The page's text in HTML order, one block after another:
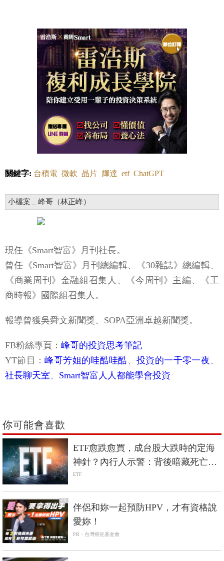
關鍵字: 台積電 微軟 晶片 輝達 etf ChatGPT
小檔案＿峰哥（林正峰）
現任《Smart智富》月刊社長。
曾任《Smart智富》月刊總編輯、《30雜誌》總編輯、
《商業周刊》金融組召集人、《今周刊》主編、《工
商時報》國際組召集人。
報導曾獲吳舜文新聞獎、SOPA亞洲卓越新聞獎。
FB粉絲專頁： 峰哥的投資思考筆記
YT節目：峰哥芳姐的哇酷哇酷、投資的一千零一夜、
社長聊天室、 Smart智富人人都能學會投資
你可能會喜歡
ETF愈跌愈買，成台股大跌時的定海
神針？內行人示警：背後暗藏死亡螺
旋風險
ETF
PR
伴侶和妳一起預防HPV，才有資格說
愛妳！
PR・台灣癌症基金會